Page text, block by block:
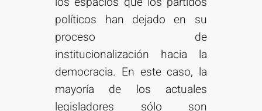
políticos han dejado en su
proceso de
institucionalización hacia la
democracia. En este caso, la
mayoría de los actuales
legisladores sólo son